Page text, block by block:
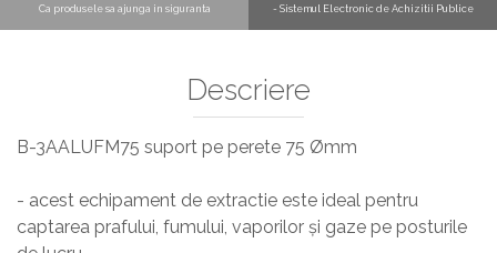
Ca produsele sa ajunga in siguranta - Sistemul Electronic de Achizitii Publice
Descriere
B-3AALUFM75 suport pe perete 75 Ømm
- acest echipament de extractie este ideal pentru
captarea prafului, fumului, vaporilor și gaze pe posturile